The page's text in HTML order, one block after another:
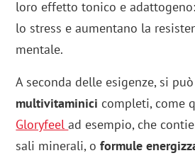
loro effetto tonico e
lo stress e aumentano la
mentale.
A seconda delle esigenze, si
multivitaminici completi, come
Gloryfeelad esempio, che
sali minerali, oformule